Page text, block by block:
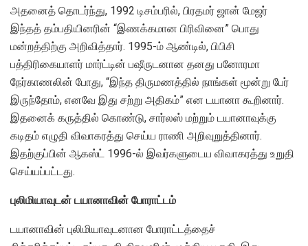
அதனைத் தொடர்ந்து, 1992 டிசம்பரில், பிரதமர் ஜான் மேஜர்
இந்தத் தம்பதியினரின் “இணக்கமான பிரிவினை” பொது
மன்றத்திற்கு அறிவித்தார். 1995-ம் ஆண்டில், பிபிசி
பத்திரிகையாளர் மார்ட்டின் பஷீருடனான தனது பனோரமா
நேர்காணலின் போது, “இந்த திருமணத்தில் நாங்கள் மூன்று பேர்
இருந்தோம், எனவே இது சற்று அதிகம்” என டயானா கூறினார்.
இதனைக் கருத்தில் கொண்டு, சார்லஸ் மற்றும் டயானாவுக்கு
கடிதம் எழுதி விவாகரத்து செய்ய ராணி அறிவுறுத்தினார்.
இதற்குப்பின் ஆகஸ்ட் 1996-ல் இவர்களுடைய விவாகரத்து உறுதி
செய்யப்பட்டது.
புலிமியாவுடன் டயானாவின் போராட்டம்
டயானாவின் புலிமியாவுடனான போராட்டத்தைச்